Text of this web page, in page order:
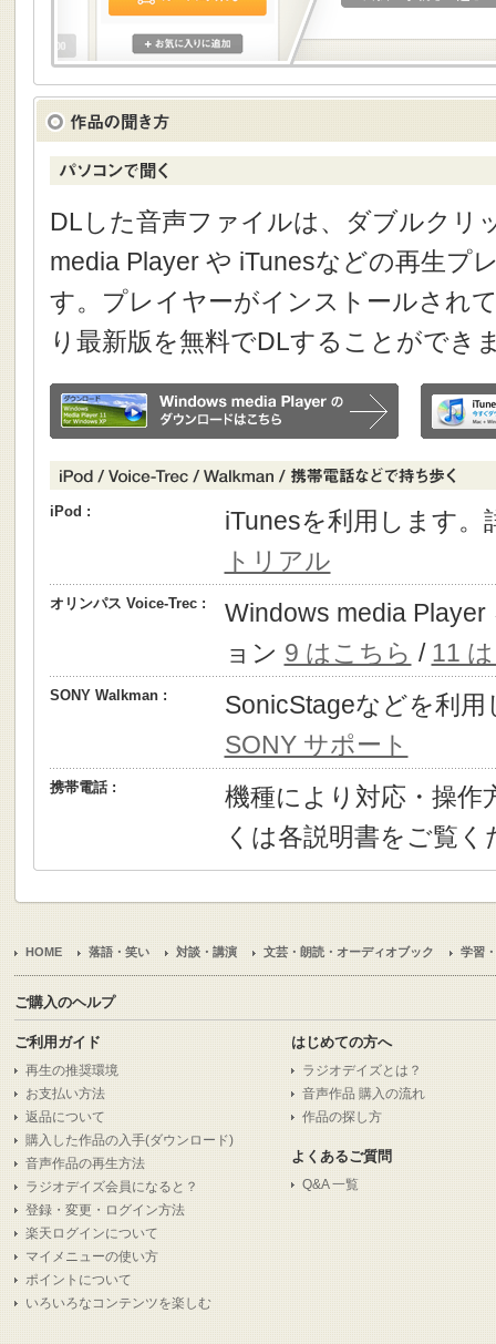
DLした音声ファイルは、ダブルクリ
media Player や iTunesなどの再生プ
す。プレイヤーがインストールされ
り最新版を無料でDLすることができ
iPod :
iTunesを利用します
トリアル
オリンパス Voice-Trec :
Windows media
ョン 9 はこちら / 11
SONY Walkman :
SonicStageなどを利
SONY サポート
携帯電話 :
機種により対応・操作
くは各説明書をご覧く
HOME 落語・笑い 対談・講演 文芸・朗読・オーディオブック 学習
ご購入のヘルプ
ご利用ガイド
再生の推奨環境
お支払い方法
返品について
購入した作品の入手(ダウンロード)
音声作品の再生方法
ラジオデイズ会員になると？
登録・変更・ログイン方法
楽天ログインについて
マイメニューの使い方
ポイントについて
いろいろなコンテンツを楽しむ
はじめての方へ
ラジオデイズとは？
音声作品 購入の流れ
作品の探し方
よくあるご質問
Q&A 一覧